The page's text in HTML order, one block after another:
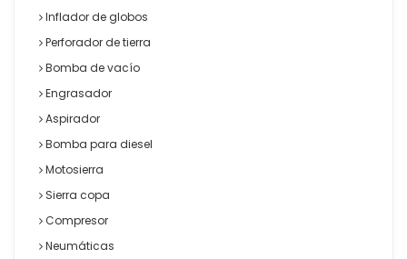
Inflador de globos
Perforador de tierra
Bomba de vacío
Engrasador
Aspirador
Bomba para diesel
Motosierra
Sierra copa
Compresor
Neumáticas